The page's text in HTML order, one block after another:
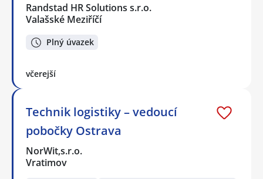
Randstad HR Solutions s.r.o.
Valašské Meziříčí
Plný úvazek
včerejší
Technik logistiky – vedoucí
pobočky Ostrava
NorWit,s.r.o.
Vratimov